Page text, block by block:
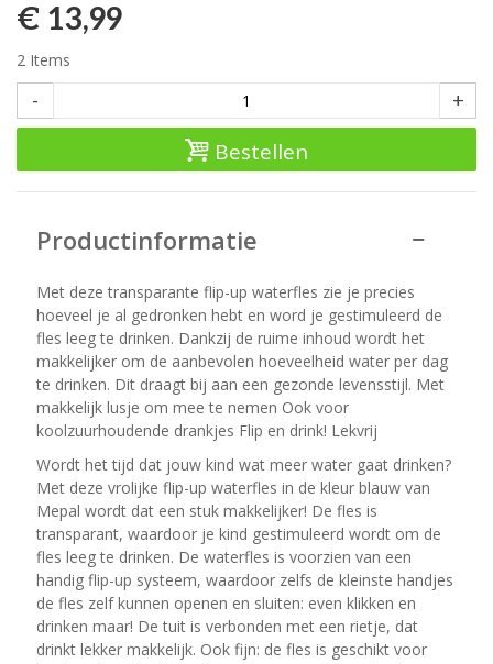
€ 13,99
2 Items
- +
Bestellen
Productinformatie
Met deze transparante flip-up waterfles zie je precies
hoeveel je al gedronken hebt en word je gestimuleerd de
fles leeg te drinken. Dankzij de ruime inhoud wordt het
makkelijker om de aanbevolen hoeveelheid water per dag
te drinken. Dit draagt bij aan een gezonde levensstijl. Met
makkelijk lusje om mee te nemen Ook voor
koolzuurhoudende drankjes Flip en drink! Lekvrij
Wordt het tijd dat jouw kind wat meer water gaat drinken?
Met deze vrolijke flip-up waterfles in de kleur blauw van
Mepal wordt dat een stuk makkelijker! De fles is
transparant, waardoor je kind gestimuleerd wordt om de
fles leeg te drinken. De waterfles is voorzien van een
handig flip-up systeem, waardoor zelfs de kleinste handjes
de fles zelf kunnen openen en sluiten: even klikken en
drinken maar! De tuit is verbonden met een rietje, dat
drinkt lekker makkelijk. Ook fijn: de fles is geschikt voor